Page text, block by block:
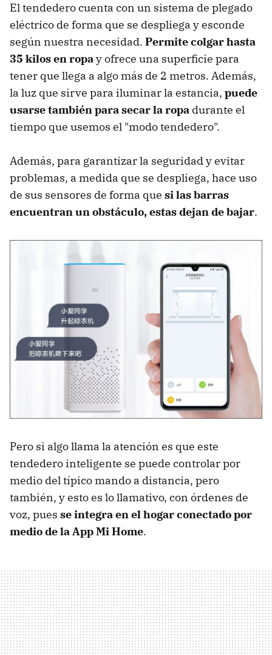
El tendedero cuenta con un sistema de plegado
eléctrico de forma que se despliega y esconde
según nuestra necesidad. Permite colgar hasta
35 kilos en ropay ofrece una superficie para
tener que llega a algo más de 2 metros. Además,
la luz que sirve para iluminar la estancia, puede
usarse también para secar la ropa durante el
tiempo que usemos el "modo tendedero".
Además, para garantizar la seguridad y evitar
problemas, a medida que se despliega, hace uso
de sus sensores de forma que si las barras
encuentran un obstáculo, estas dejan de bajar.
Pero si algo llama la atención es que este
tendedero inteligente se puede controlar por
medio del típico mando a distancia, pero
también, y esto es lo llamativo, con órdenes de
voz, pues se integra en el hogar conectado por
medio de la App Mi Home.